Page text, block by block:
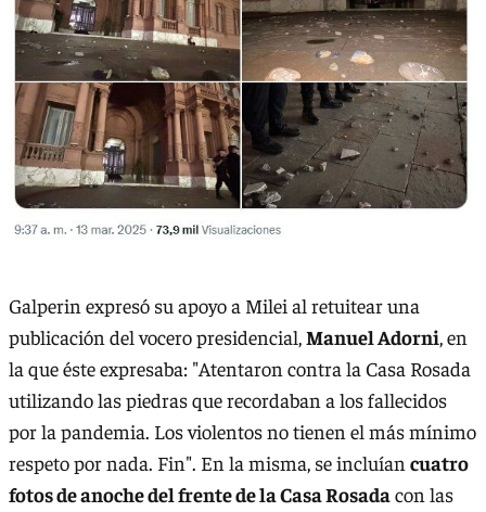
Galperin expresó su apoyo a Milei al retuitear una
publicación del vocero presidencial,Manuel Adorni, en
la que éste expresaba: "Atentaron contra la Casa Rosada
utilizando las piedras que recordaban a los fallecidos
por la pandemia. Los violentos no tienen el más mínimo
respeto por nada. Fin". En la misma, se incluían cuatro
fotos de anoche del frente de la Casa Rosadacon las